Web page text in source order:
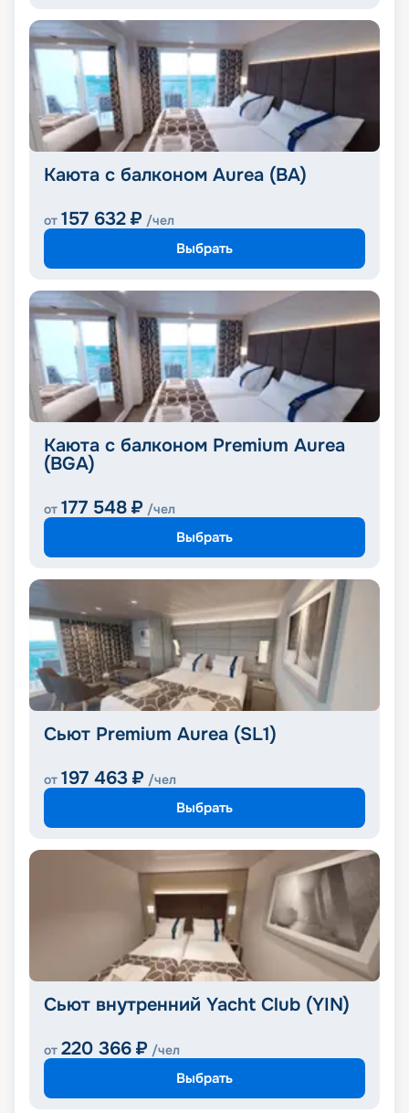
Каюта с балконом Aurea (BA)
от 157 632 ₽ /чел
Выбрать
Каюта с балконом Premium Aurea
(BGA)
от 177 548 ₽ /чел
Выбрать
Сьют Premium Aurea (SL1)
от 197 463 ₽ /чел
Выбрать
Сьют внутренний Yacht Club (YIN)
от 220 366 ₽ /чел
Выбрать